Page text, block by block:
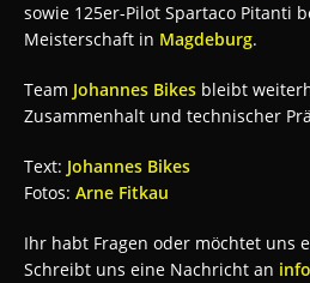
sowie 125er-Pilot Spartaco Pitanti
Meisterschaft in Magdeburg.
Team Johannes Bikes bleibt
Zusammenhalt und technischer
Text: Johannes Bikes
Fotos: Arne Fitkau
Ihr habt Fragen oder möchtet uns
Schreibt uns eine Nachricht an